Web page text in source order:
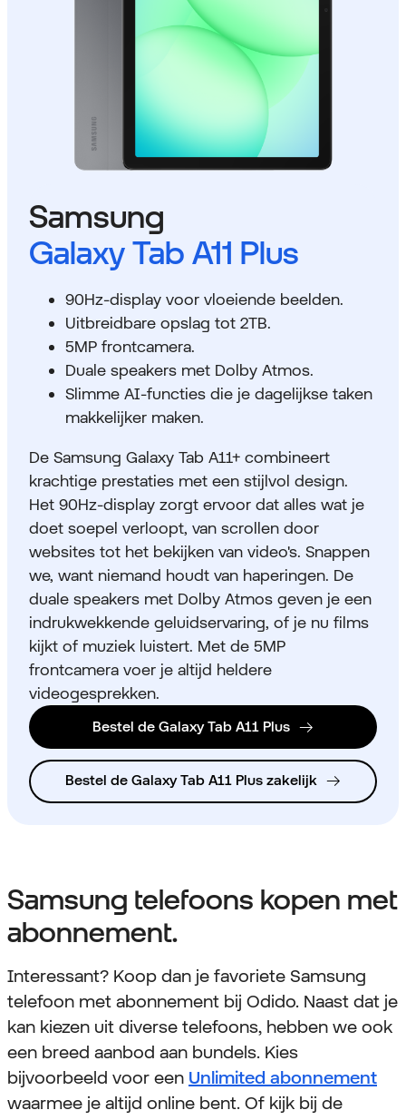
Samsung
Galaxy Tab A11 Plus
90Hz-display voor vloeiende beelden.
Uitbreidbare opslag tot 2TB.
5MP frontcamera.
Duale speakers met Dolby Atmos.
Slimme AI-functies die je dagelijkse taken
makkelijker maken.
De Samsung Galaxy Tab A11+ combineert
krachtige prestaties met een stijlvol design.
Het 90Hz-display zorgt ervoor dat alles wat je
doet soepel verloopt, van scrollen door
websites tot het bekijken van video's. Snappen
we, want niemand houdt van haperingen. De
duale speakers met Dolby Atmos geven je een
indrukwekkende geluidservaring, of je nu films
kijkt of muziek luistert. Met de 5MP
frontcamera voer je altijd heldere
videogesprekken.
Bestel de Galaxy Tab A11 Plus
Bestel de Galaxy Tab A11 Plus zakelijk
Samsung telefoons kopen met
abonnement.
Interessant? Koop dan je favoriete Samsung
telefoon met abonnement bij Odido. Naast dat je
kan kiezen uit diverse telefoons, hebben we ook
een breed aanbod aan bundels. Kies
bijvoorbeeld voor een Unlimited abonnement
waarmee je altijd online bent. Of kijk bij de